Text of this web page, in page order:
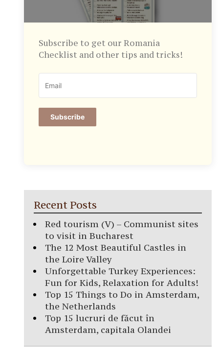
Subscribe to get our Romania
Checklist and other tips and tricks!
Subscribe
Recent Posts
Red tourism (V) – Communist sites
to visit in Bucharest
The 12 Most Beautiful Castles in
the Loire Valley
Unforgettable Turkey Experiences:
Fun for Kids, Relaxation for Adults!
Top 15 Things to Do in Amsterdam,
the Netherlands
Top 15 lucruri de făcut în
Amsterdam, capitala Olandei